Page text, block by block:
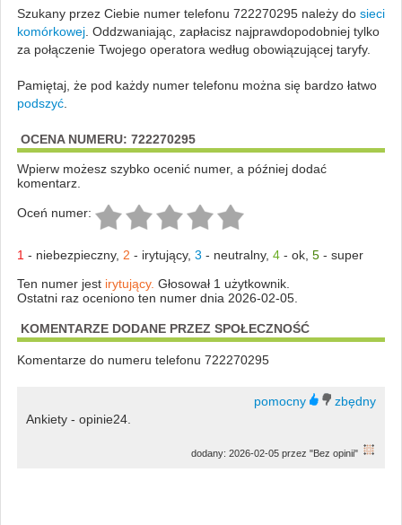
Szukany przez Ciebie numer telefonu 722270295 należy do sieci
komórkowej. Oddzwaniając, zapłacisz najprawdopodobniej tylko
za połączenie Twojego operatora według obowiązującej taryfy.
Pamiętaj, że pod każdy numer telefonu można się bardzo łatwo
podszyć.
OCENA NUMERU: 722270295
Wpierw możesz szybko ocenić numer, a później dodać
komentarz.
Oceń numer:
1 - niebezpieczny, 2 - irytujący, 3 - neutralny, 4- ok, 5- super
Ten numer jest irytujący. Głosował 1 użytkownik.
Ostatni raz oceniono ten numer dnia 2026-02-05.
KOMENTARZE DODANE PRZEZ SPOŁECZNOŚĆ
Komentarze do numeru telefonu 722270295
Ankiety - opinie24.
dodany: 2026-02-05 przez "Bez opinii"